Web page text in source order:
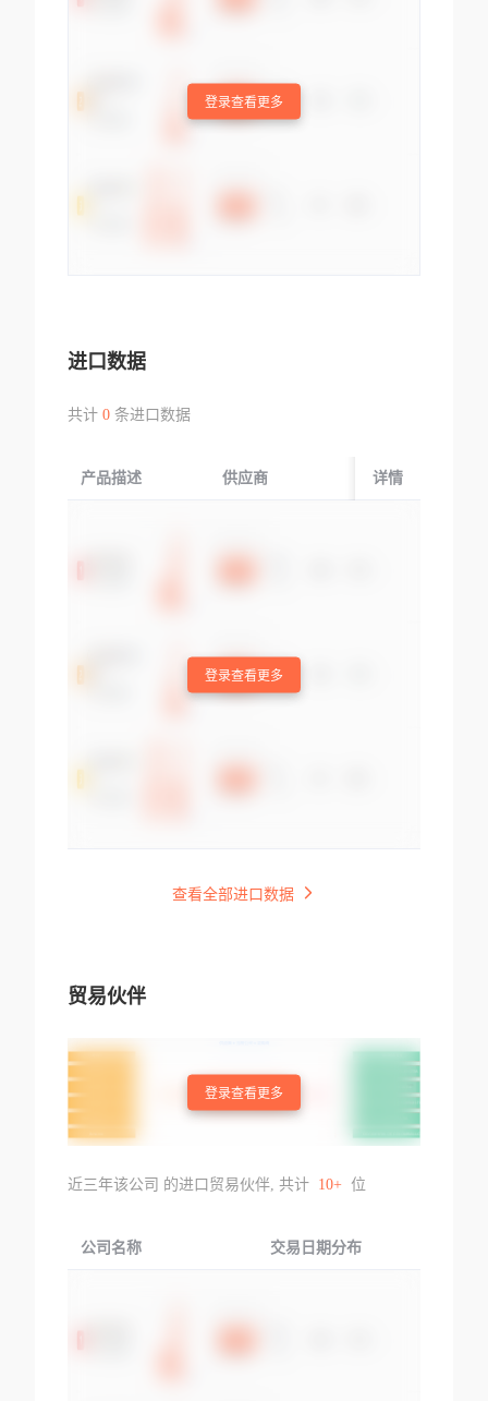
登录查看更多
进口数据
共计 0条进口数据
产品描述 供应商 起运国/地区
详情
登录查看更多
查看全部进口数据
贸易伙伴
登录查看更多
近三年该公司 的进口贸易伙伴, 共计 10+ 位
公司名称 交易日期分布